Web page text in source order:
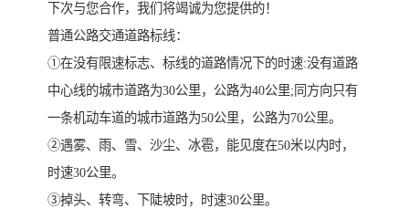
下次与您合作，我们将竭诚为您提供的！
普通公路交通道路标线：
①在没有限速标志、标线的道路情况下的时速:没有道路
中心线的城市道路为30公里，公路为40公里;同方向只有
一条机动车道的城市道路为50公里，公路为70公里。
②遇雾、雨、雪、沙尘、冰雹，能见度在50米以内时，
时速30公里。
③掉头、转弯、下陡坡时，时速30公里。